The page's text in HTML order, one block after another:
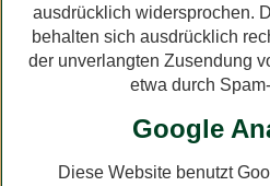
ausdrücklich widersprochen.
behalten sich ausdrücklich
der unverlangten Zusendung
etwa durch
Google
Diese Website benutzt